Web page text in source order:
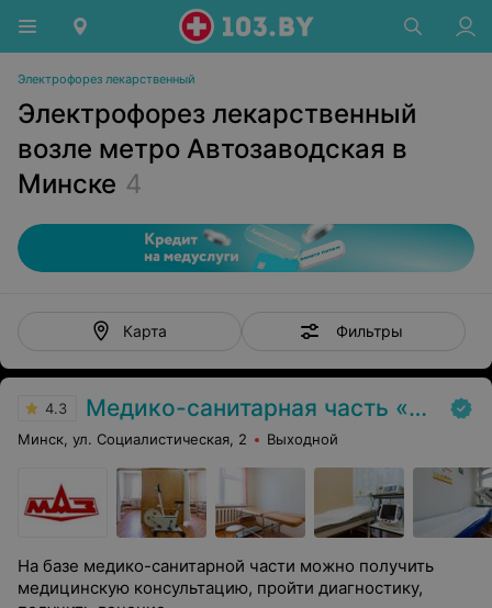
Электрофорез лекарственный
Электрофорез лекарственный
возле метро Автозаводская в
Минске 4
Карта Фильтры
4.3 Медико-санитарная часть «МАЗ»
Минск, ул. Социалистическая, 2 Выходной
На базе медико-санитарной части можно получить
медицинскую консультацию, пройти диагностику,